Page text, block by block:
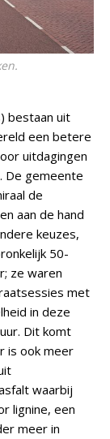
bestaan uit
een betere
uitdagingen
De gemeente
de
aan de hand
keuzes,
50-
ze waren
met
in deze
Dit komt
is ook meer
waarbij
lignine, een
meer in